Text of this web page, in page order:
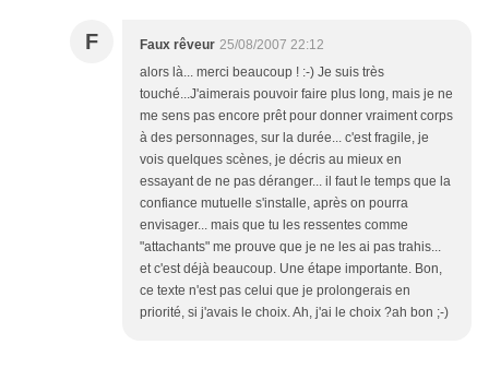
F Faux rêveur 25/08/2007 22:12
alors là... merci beaucoup ! :-) Je suis très
touché...J'aimerais pouvoir faire plus long, mais je ne
me sens pas encore prêt pour donner vraiment corps
à des personnages, sur la durée... c'est fragile, je
vois quelques scènes, je décris au mieux en
essayant de ne pas déranger... il faut le temps que la
confiance mutuelle s'installe, après on pourra
envisager... mais que tu les ressentes comme
"attachants" me prouve que je ne les ai pas trahis...
et c'est déjà beaucoup. Une étape importante. Bon,
ce texte n'est pas celui que je prolongerais en
priorité, si j'avais le choix. Ah, j'ai le choix ?ah bon ;-)